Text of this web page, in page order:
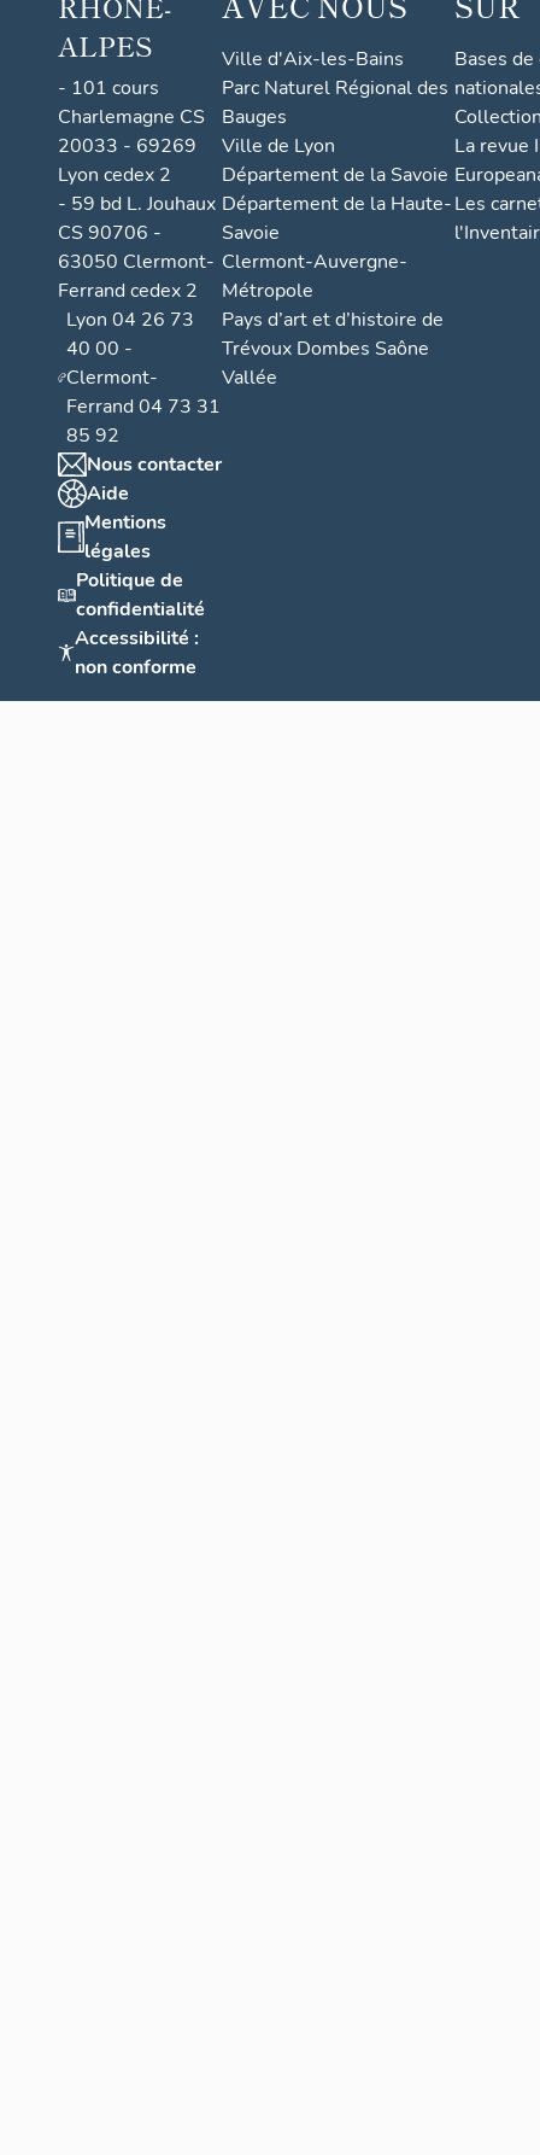
puis
ALPES
- 101 cours
Charlemagne CS
20033 - 69269
Lyon cedex 2
- 59 bd L. Jouhaux
CS 90706 -
63050 Clermont-
Ferrand cedex 2
Lyon 04 26 73
40 00 -
Clermont-
Ferrand 04 73 31
85 92
Nous contacter
Aide
Mentions
légales
Politique de
confidentialité
Accessibilité :
non conforme
Ville d'Aix-les-Bains
Parc Naturel Régional des
Bauges
Ville de Lyon
Département de la Savoie
Département de la Haute-
Savoie
Clermont-Auvergne-
Métropole
Pays d’art et d’histoire de
Trévoux Dombes Saône
Vallée
Bases
La revue
Les